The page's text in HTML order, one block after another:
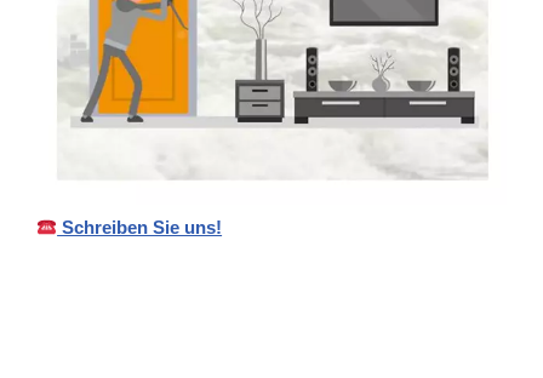
Schreiben Sie uns!